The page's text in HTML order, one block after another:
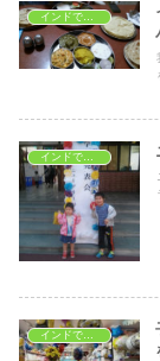
インドで子育て
インドで子育て
インドでショッピング